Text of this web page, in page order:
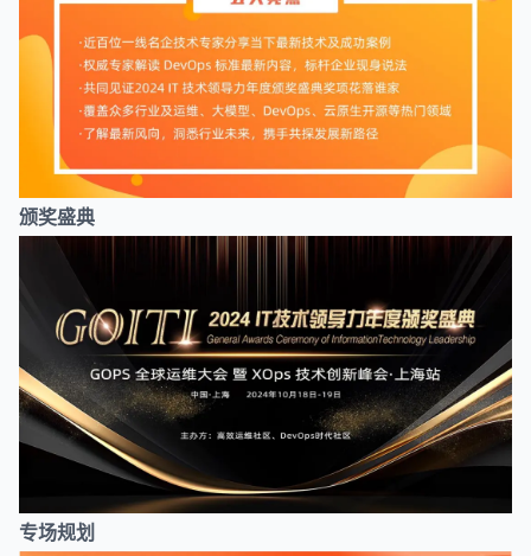
颁奖盛典
专场规划